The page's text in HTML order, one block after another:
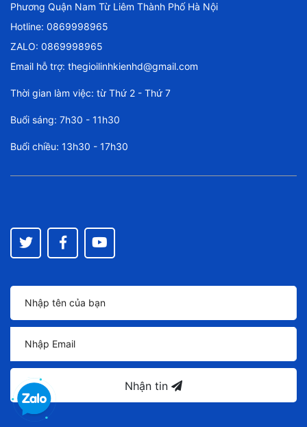
Phương Quận Nam Từ Liêm Thành Phố Hà Nội
Hotline: 0869998965
ZALO: 0869998965
Email hỗ trợ: thegioilinhkienhd@gmail.com
Thời gian làm việc: từ Thứ 2 - Thứ 7
Buổi sáng: 7h30 - 11h30
Buổi chiều: 13h30 - 17h30
Nhận tin